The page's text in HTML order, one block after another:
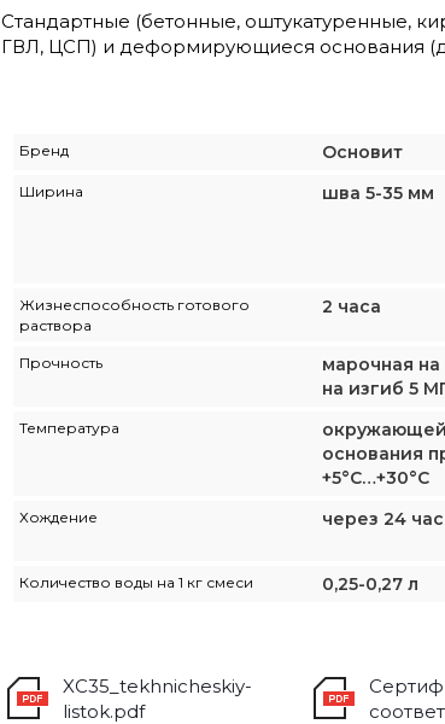
Стандартные (бетонные, оштукатуренные,
ГВЛ, ЦСП) и деформирующиеся основания
Бренд Основит
Ширина шва 5-35 мм
Жизнеспособность готового
раствора
2 часа
Прочность
марочная
на изгиб 5
Температура
основания
+5°С…+30°С
Хождение через 24
Количество воды на 1 кг смеси 0,25-0,27 л
XC35_tekhnicheskiy-
listok.pdf